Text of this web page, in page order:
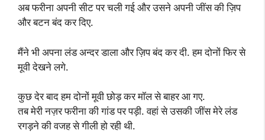
अब फरीना अपनी सीट पर चली गई और उसने अपनी जींस की ज़िप
और बटन बंद कर दिए.
मैंने भी अपना लंड अन्दर डाला और ज़िप बंद कर दी. हम दोनों फिर से
मूवी देखने लगे.
कुछ देर बाद हम दोनों मूवी छोड़ कर मॉल से बाहर आ गए.
तब मेरी नज़र फरीना की गांड पर पड़ी. वहां से उसकी जींस मेरे लंड
रगड़ने की वजह से गीली हो रही थी.